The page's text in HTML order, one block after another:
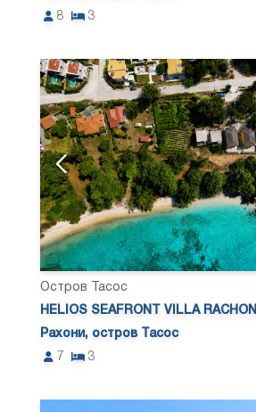
8
3
Остров Тасос
HELIOS SEAFRONT VILLA RACHONI
Рахони, остров Тасос
7
3